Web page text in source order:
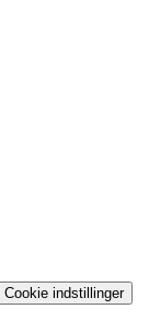
Cookie indstillinger